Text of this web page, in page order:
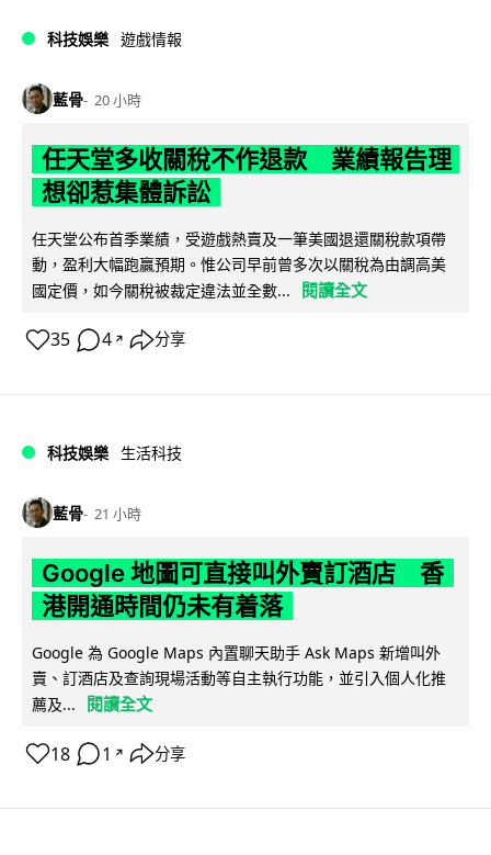
科技娛樂 遊戲情報
藍骨 20 小時
任天堂多收關稅不作退款 業績報告理
想卻惹集體訴訟
任天堂公布首季業績，受遊戲熱賣及一筆美國退還關稅款項帶
動，盈利大幅跑贏預期。惟公司早前曾多次以關稅為由調高美
國定價，如今關稅被裁定違法並全數...
閱讀全文
35 4 ↗ 分享
科技娛樂 生活科技
藍骨 21 小時
Google 地圖可直接叫外賣訂酒店 香
港開通時間仍未有着落
Google 為 Google Maps 內置聊天助手 Ask Maps 新增叫外
賣、訂酒店及查詢現場活動等自主執行功能，並引入個人化推
薦及...
閱讀全文
18 1 ↗ 分享